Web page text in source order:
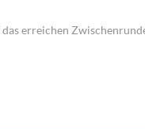
das erreichen